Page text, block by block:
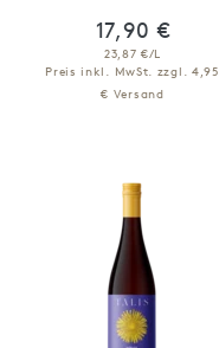
17,90 €
23,87 €/L
Preis inkl. MwSt. zzgl. 4,95
€ Versand